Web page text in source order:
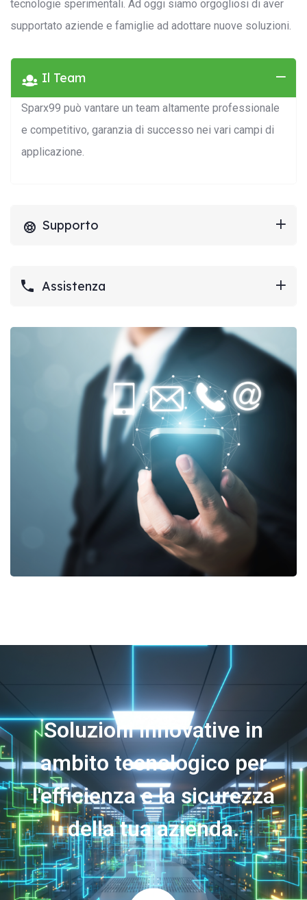
tecnologie sperimentali. Ad oggi siamo orgogliosi di aver
supportato aziende e famiglie ad adottare nuove soluzioni.
Il Team
Sparx99 può vantare un team altamente professionale
e competitivo, garanzia di successo nei vari campi di
applicazione.
Supporto
Assistenza
Soluzioni innovative in
ambito tecnologico per
l'efficienza e la sicurezza
della tua azienda.